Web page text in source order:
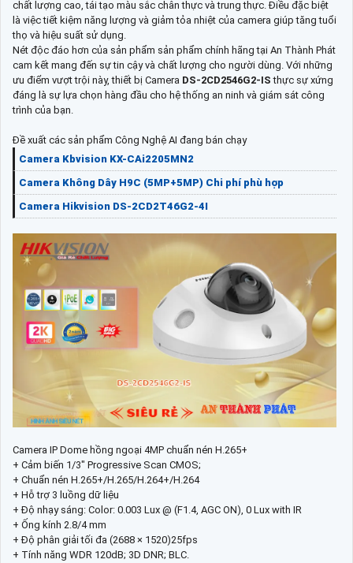
chất lượng cao, tái tạo màu sắc chân thực và trung thực. Điều đặc biệt
là việc tiết kiệm năng lượng và giảm tỏa nhiệt của camera giúp tăng tuổi
thọ và hiệu suất sử dụng.
Nét độc đáo hơn của sản phẩm sản phẩm chính hãng tại An Thành Phát
cam kết mang đến sự tin cậy và chất lượng cho người dùng. Với những
ưu điểm vượt trội này, thiết bị Camera DS-2CD2546G2-ISthực sự xứng
đáng là sự lựa chọn hàng đầu cho hệ thống an ninh và giám sát công
trình của bạn.
Đề xuất các sản phẩm Công Nghệ AI đang bán chạy
Camera Kbvision KX-CAi2205MN2
Camera Không Dây H9C (5MP+5MP) Chi phí phù hợp
Camera Hikvision DS-2CD2T46G2-4I
Camera IP Dome hồng ngoại 4MP chuẩn nén H.265+
+ Cảm biến 1/3" Progressive Scan CMOS;
+ Chuẩn nén H.265+/H.265/H.264+/H.264
+ Hỗ trợ 3 luồng dữ liệu
+ Độ nhạy sáng: Color: 0.003 Lux @ (F1.4, AGC ON), 0 Lux with IR
+ Ống kính 2.8/4 mm
+ Độ phân giải tối đa (2688 × 1520)25fps
+ Tính năng WDR 120dB; 3D DNR; BLC.